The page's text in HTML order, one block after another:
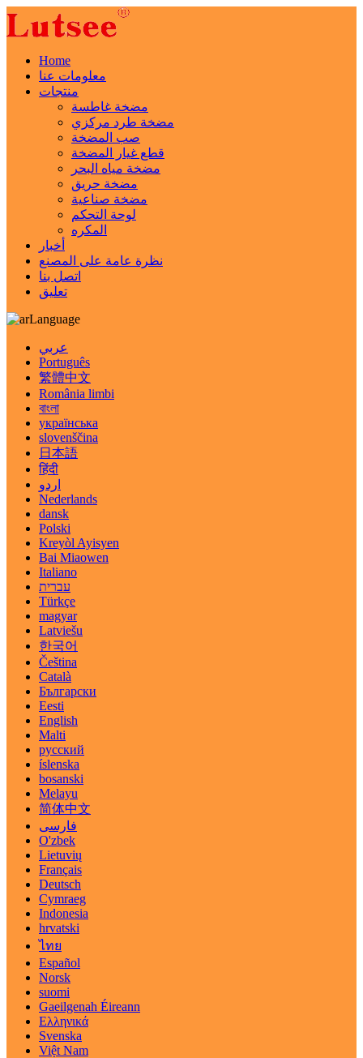
Home
معلومات عنا
منتجات
مضخة غاطسة
مضخة طرد مركزي
صب المضخة
قطع غيار المضخة
مضخة مياه البحر
مضخة حريق
مضخة صناعية
لوحة التحكم
المكره
أخبار
نظرة عامة على المصنع
اتصل بنا
تعليق
Language
عربي
Português
繁體中文
România limbi
বাংলা
українська
slovenščina
日本語
हिंदी
اردو
Nederlands
dansk
Polski
Kreyòl Ayisyen
Bai Miaowen
Italiano
עברית
Türkçe
magyar
Latviešu
한국어
Čeština
Català
Български
Eesti
English
Malti
русский
íslenska
bosanski
Melayu
简体中文
فارسی
O'zbek
Lietuvių
Français
Deutsch
Cymraeg
Indonesia
hrvatski
ไทย
Español
Norsk
suomi
Gaeilgenah Éireann
Ελληνικά
Svenska
Việt Nam